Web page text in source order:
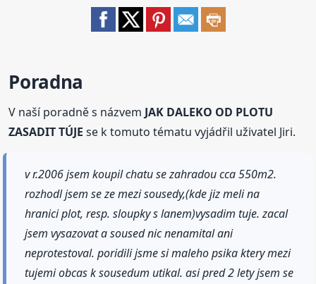
Poradna
V naší poradně s názvemJAK DALEKO OD PLOTU
ZASADIT TÚJE se k tomuto tématu vyjádřil uživatel Jiri.
v r.2006 jsem koupil chatu se zahradou cca 550m2.
rozhodl jsem se ze mezi sousedy,(kde jiz meli na
hranici plot, resp. sloupky s lanem)vysadim tuje. zacal
jsem vysazovat a soused nic nenamital ani
neprotestoval. poridili jsme si maleho psika ktery mezi
tujemi obcas k sousedum utikal. asi pred 2 lety jsem se